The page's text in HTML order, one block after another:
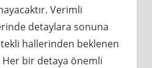
Verimli
detaylara sonuna
hallerinden beklenen
Her bir detaya önemli